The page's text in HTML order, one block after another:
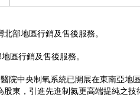
部地區行銷及售後服務。
區行銷及售後服務。
院中央制氧系統已開展在東南亞地
東，引進先進制氮更高端提純之技